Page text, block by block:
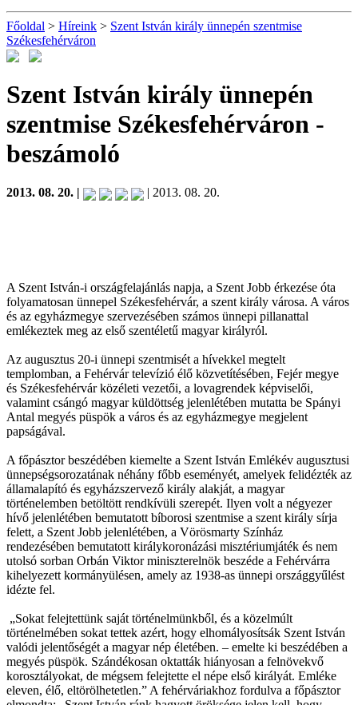
Főoldal > Híreink > Szent István király ünnepén szentmise
Székesfehérváron
Szent István király ünnepén
szentmise Székesfehérváron -
beszámoló
2013. 08. 20. | | 2013. 08. 20.
A Szent István-i országfelajánlás napja, a Szent Jobb érkezése óta
folyamatosan ünnepel Székesfehérvár, a szent király városa. A város
és az egyházmegye szervezésében számos ünnepi pillanattal
emlékeztek meg az első szentéletű magyar királyról.
Az augusztus 20-i ünnepi szentmisét a hívekkel megtelt
templomban, a Fehérvár televízió élő közvetítésében, Fejér megye
és Székesfehérvár közéleti vezetői, a lovagrendek képviselői,
valamint csángó magyar küldöttség jelenlétében mutatta be Spányi
Antal megyés püspök a város és az egyházmegye megjelent
papságával.
A főpásztor beszédében kiemelte a Szent István Emlékév augusztusi
ünnepségsorozatának néhány főbb eseményét, amelyek felidézték az
államalapító és egyházszervező király alakját, a magyar
történelemben betöltött rendkívüli szerepét. Ilyen volt a négyezer
hívő jelenlétében bemutatott bíborosi szentmise a szent király sírja
felett, a Szent Jobb jelenlétében, a Vörösmarty Színház
rendezésében bemutatott királykoronázási misztériumjáték és nem
utolsó sorban Orbán Viktor miniszterelnök beszéde a Fehérvárra
kihelyezett kormányülésen, amely az 1938-as ünnepi országgyűlést
idézte fel.
„Sokat felejtettünk saját történelmünkből, és a közelmúlt
történelmében sokat tettek azért, hogy elhomályosítsák Szent István
valódi jelentőségét a magyar nép életében. – emelte ki beszédében a
megyés püspök. Szándékosan oktatták hiányosan a felnövekvő
korosztályokat, de mégsem felejtette el népe első királyát. Emléke
eleven, élő, eltörölhetetlen.” A fehérváriakhoz fordulva a főpásztor